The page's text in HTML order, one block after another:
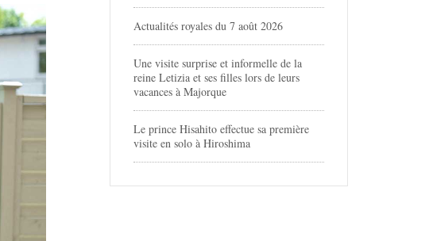
Actualités royales du 7 août 2026
Une visite surprise et informelle de la
reine Letizia et ses filles lors de leurs
vacances à Majorque
Le prince Hisahito effectue sa première
visite en solo à Hiroshima